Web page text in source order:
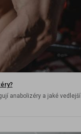
anabolizéry a jaké vedlejší